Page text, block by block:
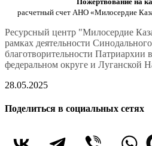
расчетный счет АНО «Милосердие
Ресурсный центр "Милосердие
рамках деятельности
благотворительности Патриархии
федеральном округе и Луганской
28.05.2025
Поделиться в социальных сетях